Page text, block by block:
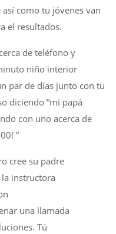
como tu jóvenes van
el resultados.
de teléfono y
niño interior
par de días junto con tu
diciendo “mi papá
con uno acerca de
”
cree su padre
la instructora
una llamada
Tú